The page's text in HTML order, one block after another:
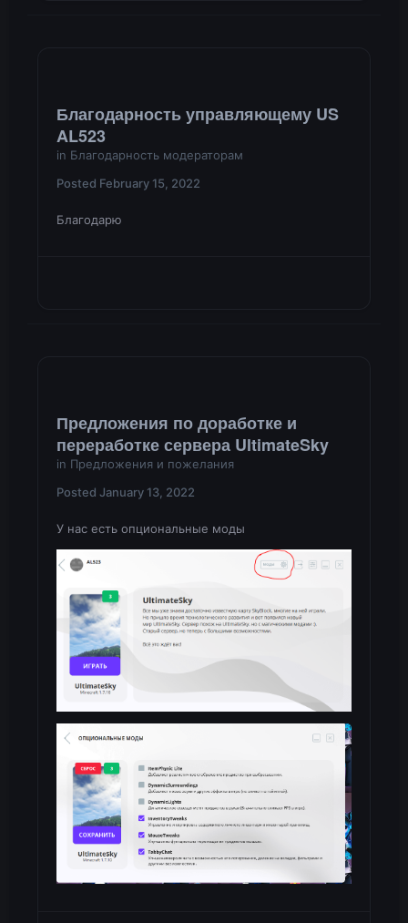
Благодарность управляющему US
AL523
in Благодарность модераторам
Posted February 15, 2022
Благодарю
Предложения по доработке и
переработке сервера UltimateSky
in Предложения и пожелания
Posted January 13, 2022
У нас есть опциональные моды